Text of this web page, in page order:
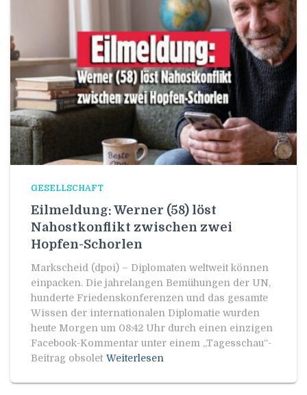
GESELLSCHAFT
Eilmeldung: Werner (58) löst
Nahostkonflikt zwischen zwei
Hopfen-Schorlen
Markscheid (dpoi) – Diplomaten weltweit können
einpacken. Die jahrelangen Bemühungen der UN,
hunderte Friedenskonferenzen und das gesamte
Wissen der internationalen Diplomatie wurden
heute Morgen um 08:42 Uhr durch einen einzigen
Facebook-Kommentar unter einem „Tagesschau“-
Beitrag obsolet Weiterlesen